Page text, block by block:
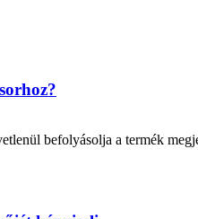
befolyásolja a termék